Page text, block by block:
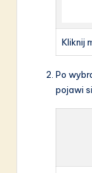
Kliknij
Po
pojawi